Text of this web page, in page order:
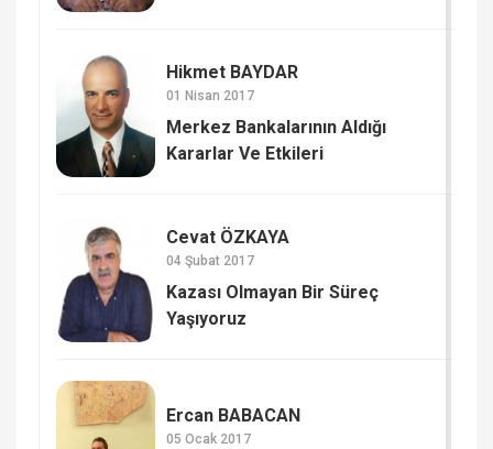
Hikmet BAYDAR
01 Nisan 2017
Merkez Bankalarının Aldığı
Kararlar Ve Etkileri
Cevat ÖZKAYA
04 Şubat 2017
Kazası Olmayan Bir Süreç
Yaşıyoruz
Ercan BABACAN
05 Ocak 2017